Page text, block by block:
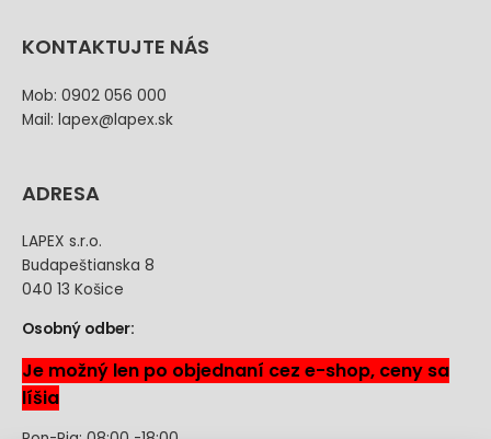
KONTAKTUJTE NÁS
Mob: 0902 056 000
Mail: lapex@lapex.sk
ADRESA
LAPEX s.r.o.
Budapeštianska 8
040 13 Košice
Osobný odber:
Je možný len po objednaní cez e-shop, ceny sa
líšia